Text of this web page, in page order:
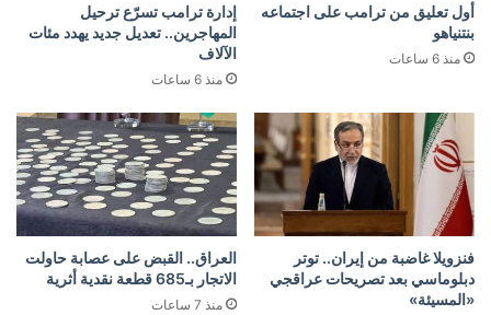
أول تعليق من ترامب على اجتماعه
بنتنياهو
منذ 6 ساعات
إدارة ترامب تسرّع ترحيل
المهاجرين.. تعديل جديد يهدد مئات
الآلاف
منذ 6 ساعات
فنزويلا غاضبة من إيران.. توتر
دبلوماسي بعد تصريحات عراقجي
«المسيئة»
العراق.. القبض على عصابة حاولت
الاتجار بـ685 قطعة نقدية أثرية
منذ 7 ساعات